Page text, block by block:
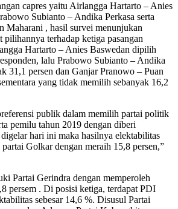
capres yaitu Airlangga Hartarto – Anies
Subianto – Andika Perkasa serta
Maharani , hasil survei menunjukan
terhadap ketiga pasangan
Hartarto – Anies Baswedan dipilih
lalu Prabowo Subianto – Andika
31,1 persen dan Ganjar Pranowo – Puan
yang tidak memilih sebanyak 16,2
publik dalam memilih partai politik
pemilu tahun 2019 dengan diberi
hari ini maka hasilnya elektabilitas
Golkar dengan meraih 15,8 persen,”
Partai Gerindra dengan memperoleh
persem . Di posisi ketiga, terdapat PDI
sebesar 14,6 %. Disusul Partai